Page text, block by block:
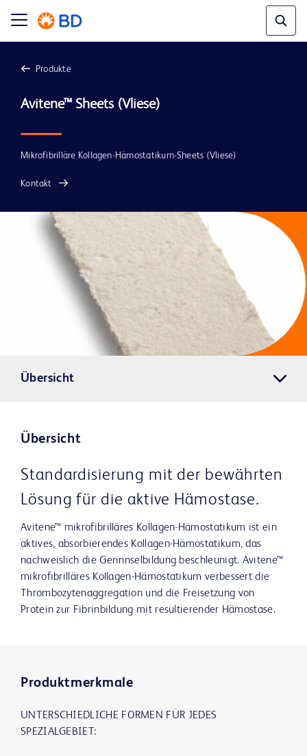
Produkte
Mikrofibrilläre Kollagen-Hämostatikum-Sheets (Vliese)
Kontakt
Übersicht
Übersicht
Standardisierung mit der bewährten
Lösung für die aktive Hämostase.
Avitene™ mikrofibrilläres Kollagen-Hämostatikum ist ein
aktives, absorbierendes Kollagen-Hämostatikum, das
nachweislich die Gerinnselbildung beschleunigt. Avitene™
mikrofibrilläres Kollagen-Hämostatikum verbessert die
Thrombozytenaggregation und die Freisetzung von
Protein zur Fibrinbildung mit resultierender Hämostase.
Produktmerkmale
UNTERSCHIEDLICHE FORMEN FÜR JEDES
SPEZIALGEBIET: